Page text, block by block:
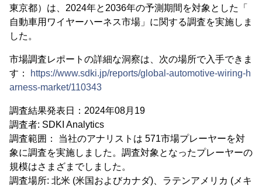
東京都）は、2024年と2036年の予測期間を対象とした「
自動車用ワイヤーハーネス市場」に関する調査を実施しま
した。
市場調査レポートの詳細な洞察は、次の場所で入手できま
す：
https://www.sdki.jp/reports/global-automotive-wiring-h
arness-market/110343
調査結果発表日：2024年08月19
調査者: SDKI Analytics
調査範囲： 当社のアナリストは 571市場プレーヤーを対
象に調査を実施しました。調査対象となったプレーヤーの
規模はさまざまでしました。
調査場所: 北米 (米国およびカナダ)、ラテンアメリカ (メキ